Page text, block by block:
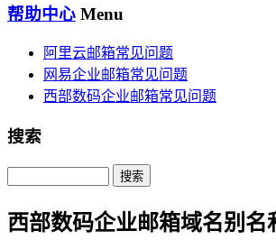
帮助中心 Menu
阿里云邮箱常见问题
网易企业邮箱常见问题
西部数码企业邮箱常见问题
搜索
Search
西部数码企业邮箱域名别名